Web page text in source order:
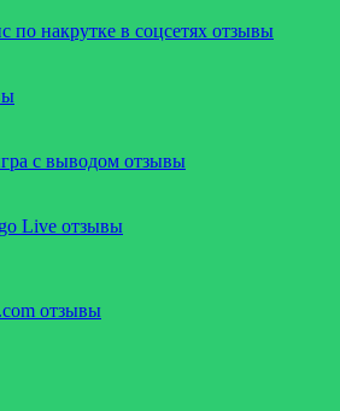
по накрутке в соцсетях отзывы
с выводом отзывы
Live отзывы
отзывы